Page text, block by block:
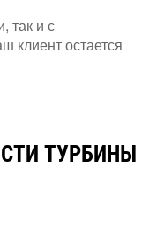
так и с
клиент остается
ТУРБИНЫ